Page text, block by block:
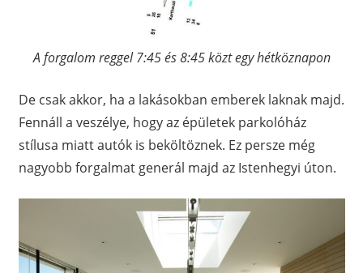
A forgalom reggel 7:45 és 8:45 közt egy hétköznapon
De csak akkor, ha a lakásokban emberek laknak majd.
Fennáll a veszélye, hogy az épületek parkolóház
stílusa miatt autók is beköltöznek. Ez persze még
nagyobb forgalmat generál majd az Istenhegyi úton.